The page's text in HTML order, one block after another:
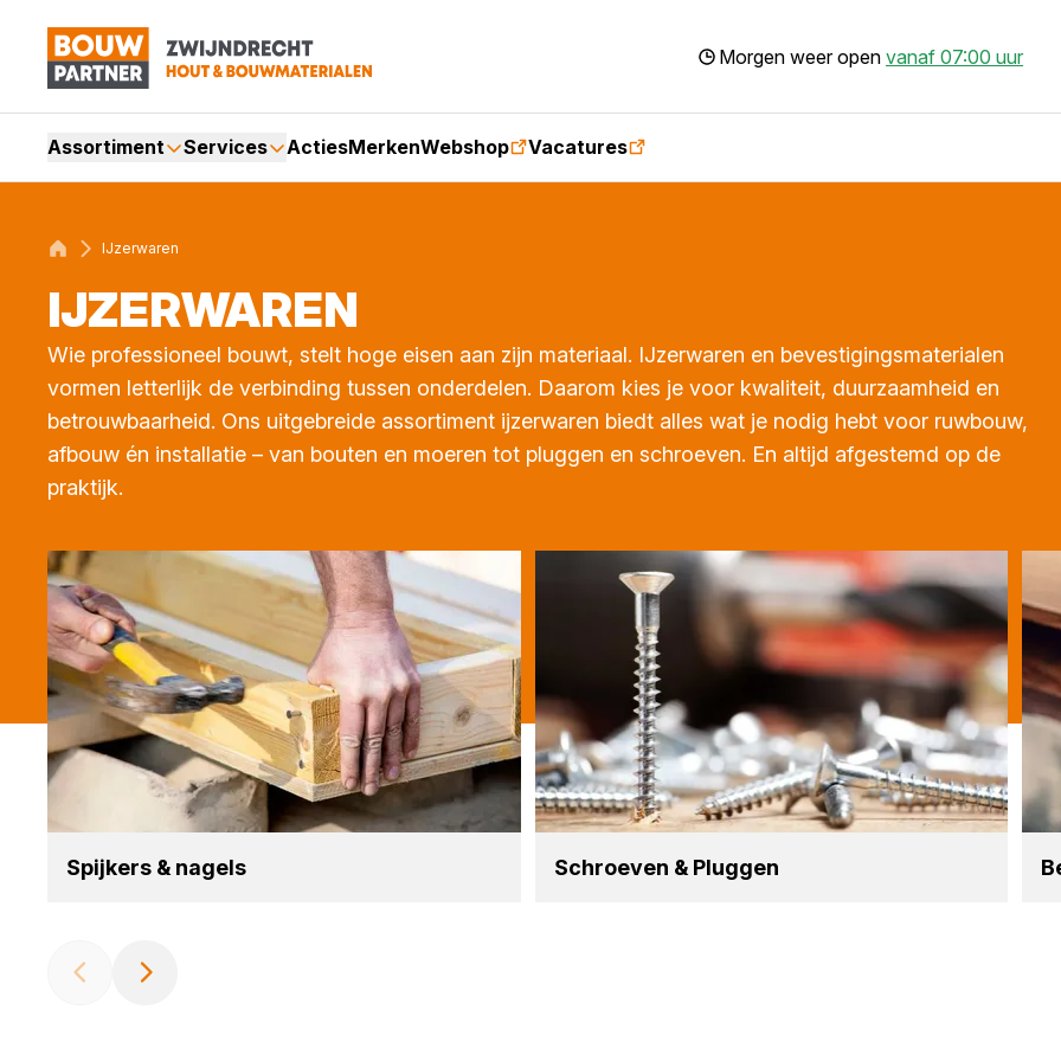
Morgen weer open vanaf 07:00 uur
Assortiment Services ActiesMerkenWebshop Vacatures
IJzerwaren
IJZER­WA­REN
Wie professioneel bouwt, stelt hoge eisen aan zijn materiaal. IJzerwaren en bevestigingsmaterialen
vormen letterlijk de verbinding tussen onderdelen. Daarom kies je voor kwaliteit, duurzaamheid en
betrouwbaarheid. Ons uitgebreide assortiment ijzerwaren biedt alles wat je nodig hebt voor ruwbouw,
afbouw én installatie – van bouten en moeren tot pluggen en schroeven. En altijd afgestemd op de
praktijk.
Spij­kers & nagels Schroe­ven &Plug­gen